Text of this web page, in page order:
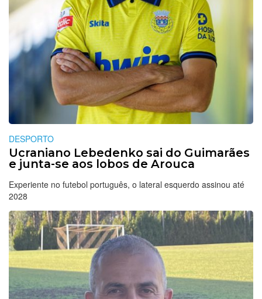
DESPORTO
Ucraniano Lebedenko sai do Guimarães
e junta-se aos lobos de Arouca
Experiente no futebol português, o lateral esquerdo assinou até
2028